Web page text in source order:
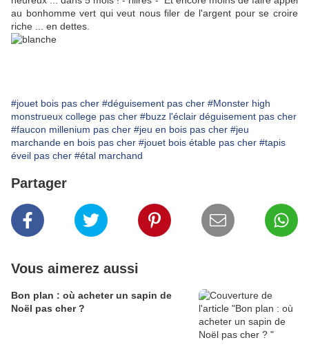
au bonhomme vert qui veut nous filer de l'argent pour se croire
riche ... en dettes.
#jouet bois pas cher #déguisement pas cher #Monster high
monstrueux college pas cher #buzz l'éclair déguisement pas cher
#faucon millenium pas cher #jeu en bois pas cher #jeu
marchande en bois pas cher #jouet bois étable pas cher #tapis
éveil pas cher #étal marchand
Partager
Vous aimerez aussi
Bon plan : où acheter un sapin de
Noël pas cher ?